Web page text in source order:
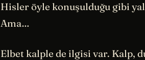
Hisler öyle konuşulduğu gibi
Ama…
Elbet kalple de ilgisi var. Kalp,